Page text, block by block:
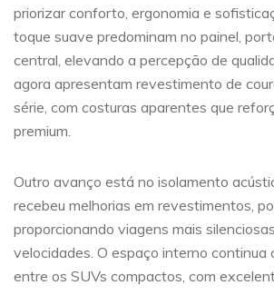
priorizar conforto, ergonomia e
toque suave predominam no painel,
central, elevando a percepção de
agora apresentam revestimento de
série, com costuras aparentes que
premium.
Outro avanço está no isolamento
recebeu melhorias em revestimentos,
proporcionando viagens mais
velocidades. O espaço interno continua
entre os SUVs compactos, com